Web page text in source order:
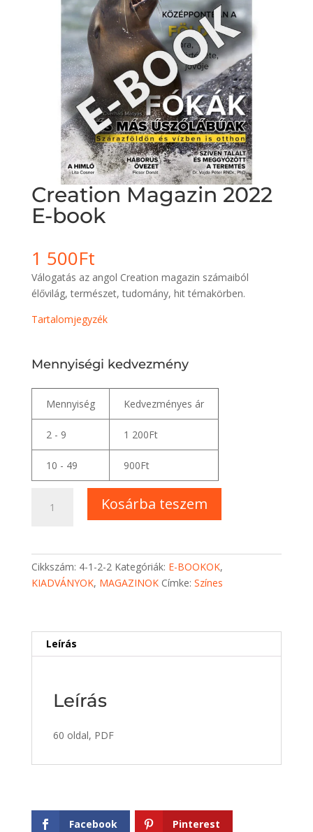
Creation Magazin 2022
E-book
1 500Ft
Válogatás az angol Creation magazin számaiból
élővilág, természet, tudomány, hit témakörben.
Tartalomjegyzék
Mennyiségi kedvezmény
Mennyiség Kedvezményes ár
2 - 9 1 200Ft
10 - 49 900Ft
Magazin
book
mennyiség
Kosárba teszem
Cikkszám: 4-1-2-2 Kategóriák: E-BOOKOK,
KIADVÁNYOK, MAGAZINOK Címke: Színes
Leírás
Leírás
60 oldal, PDF
Facebook Pinterest